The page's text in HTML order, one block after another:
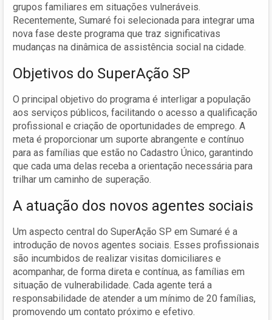
grupos familiares em situações vulneráveis.
Recentemente, Sumaré foi selecionada para integrar uma
nova fase deste programa que traz significativas
mudanças na dinâmica de assistência social na cidade.
Objetivos do SuperAção SP
O principal objetivo do programa é interligar a população
aos serviços públicos, facilitando o acesso a qualificação
profissional e criação de oportunidades de emprego. A
meta é proporcionar um suporte abrangente e contínuo
para as famílias que estão no Cadastro Único, garantindo
que cada uma delas receba a orientação necessária para
trilhar um caminho de superação.
A atuação dos novos agentes sociais
Um aspecto central do SuperAção SP em Sumaré é a
introdução de novos agentes sociais. Esses profissionais
são incumbidos de realizar visitas domiciliares e
acompanhar, de forma direta e contínua, as famílias em
situação de vulnerabilidade. Cada agente terá a
responsabilidade de atender a um mínimo de 20 famílias,
promovendo um contato próximo e efetivo.